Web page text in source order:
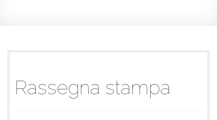
Rassegna stampa